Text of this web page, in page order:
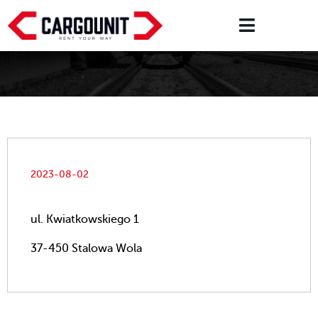
2023-08-02
ul. Kwiatkowskiego 1
37-450 Stalowa Wola